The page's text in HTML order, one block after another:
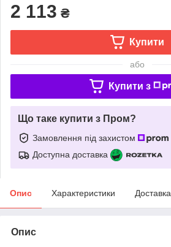
2 113 ₴
Купити
або
Купити з
Що таке купити з Пром?
Замовлення під захистом
Доступна доставка
Опис Характеристики Доставка
Опис